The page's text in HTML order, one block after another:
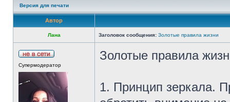
Версия для печати
Автор
Лана Заголовок сообщения: Золотые правила жизни
Супермодератор
Золотые правила
1. Принцип зеркала.